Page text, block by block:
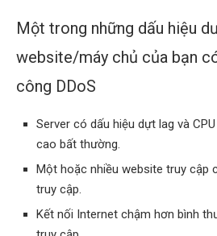
Một trong những dấu hiệu
website/máy chủ của bạn
công DDoS
Server có dấu hiệu dựt lag và
cao bất thường.
Một hoặc nhiều website truy cập
truy cập.
Kết nối Internet chậm hơn bình